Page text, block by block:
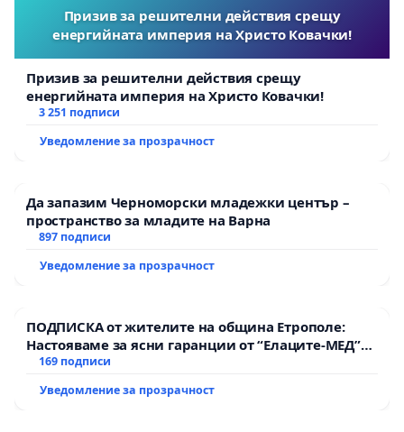
Призив за решителни действия срещу
енергийната империя на Христо Ковачки!
Призив за решителни действия срещу
енергийната империя на Христо Ковачки!
3 251 подписи
Уведомление за прозрачност
Да запазим Черноморски младежки център –
пространство за младите на Варна
897 подписи
Уведомление за прозрачност
ПОДПИСКА от жителите на община Етрополе:
Настояваме за ясни гаранции от “Елаците-МЕД”
АД и от държавата, че ще се изпълнят всички
169 подписи
Уведомление за прозрачност